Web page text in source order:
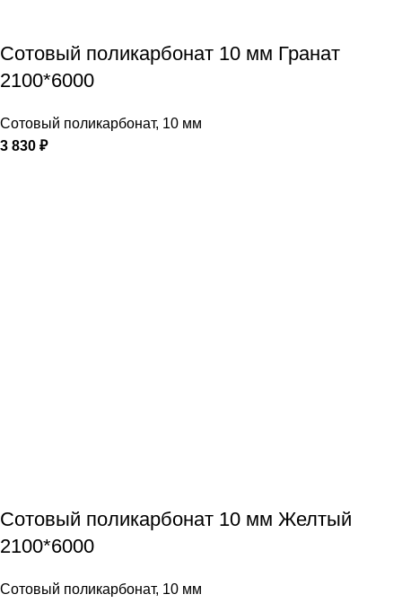
Сотовый поликарбонат 10 мм Гранат
2100*6000
Сотовый поликарбонат, 10 мм
3 830 ₽
Сотовый поликарбонат 10 мм Желтый
2100*6000
Сотовый поликарбонат, 10 мм